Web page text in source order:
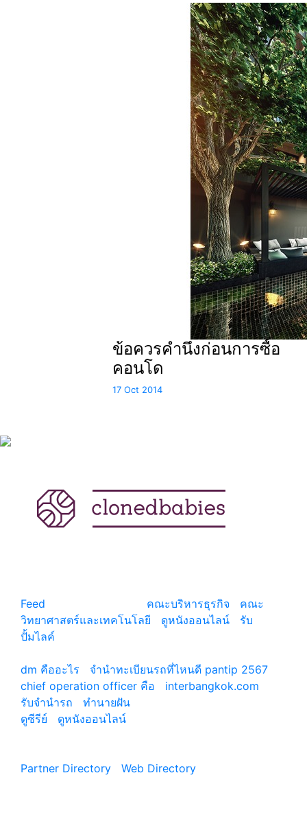
ข้อควรคำนึงก่อนการซื้อ
คอนโด
17 Oct 2014
Feed
คณะบริหารธุรกิจ
คณะ
วิทยาศาสตร์และเทคโนโลยี
ดูหนังออนไลน์
รับ
ปั้มไลค์
dm คืออะไร
จํานําทะเบียนรถที่ไหนดี pantip 2567
chief operation officer คือ
interbangkok.com
รับจํานํารถ
ทํานายฝัน
ดูซีรีย์
ดูหนังออนไลน์
Partner Directory Web Directory